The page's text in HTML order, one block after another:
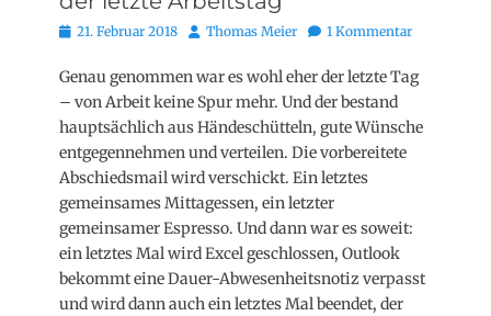
Posted
21. Februar 2018 AutorThomas Meier 1 Kommentar
Genau genommen war es wohl eher der letzte Tag
– von Arbeit keine Spur mehr. Und der bestand
hauptsächlich aus Händeschütteln, gute Wünsche
entgegennehmen und verteilen. Die vorbereitete
Abschiedsmail wird verschickt. Ein letztes
gemeinsames Mittagessen, ein letzter
gemeinsamer Espresso. Und dann war es soweit:
ein letztes Mal wird Excel geschlossen, Outlook
bekommt eine Dauer-Abwesenheitsnotiz verpasst
und wird dann auch ein letztes Mal beendet, der